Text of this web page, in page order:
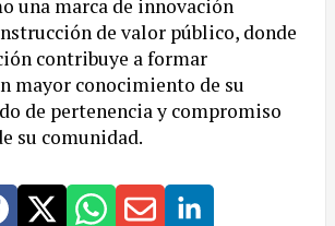
una marca de innovación
de valor público, donde
contribuye a formar
mayor conocimiento de su
de pertenencia y compromiso
su comunidad.